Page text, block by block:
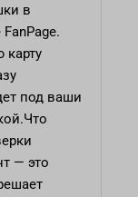
в
под ваши
— это